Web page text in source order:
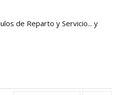
de Reparto y Servicio... y